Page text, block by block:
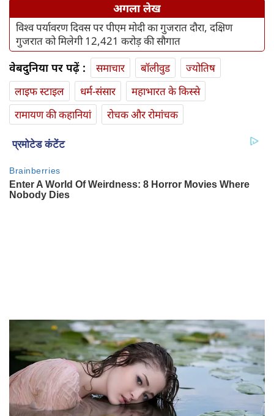
अगला लेख
विश्व पर्यावरण दिवस पर पीएम मोदी का गुजरात दौरा, दक्षिण
गुजरात को मिलेगी 12,421 करोड़ की सौगात
वेबदुनिया पर पढ़ें : समाचार बॉलीवुड
ज्योतिष
लाइफ स्‍टाइल
धर्म-संसार
महाभारत के किस्से
रामायण की कहानियां
रोचक और रोमांचक